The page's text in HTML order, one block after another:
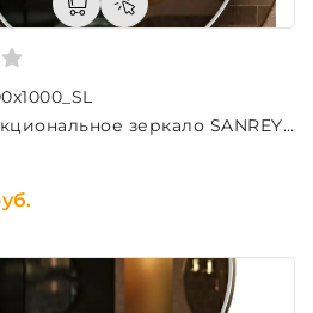
зеркало SANREY